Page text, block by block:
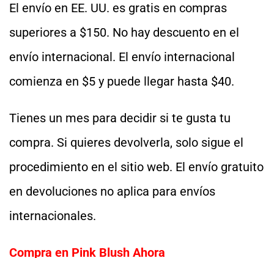
El envío en EE. UU. es gratis en compras
superiores a $150. No hay descuento en el
envío internacional. El envío internacional
comienza en $5 y puede llegar hasta $40.
Tienes un mes para decidir si te gusta tu
compra. Si quieres devolverla, solo sigue el
procedimiento en el sitio web. El envío gratuito
en devoluciones no aplica para envíos
internacionales.
Compra en Pink Blush Ahora